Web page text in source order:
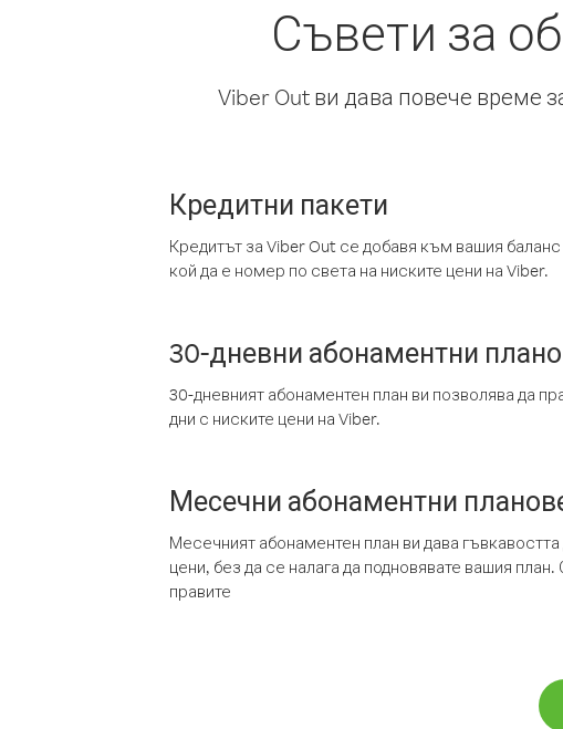
Съвети за
Viber Out ви дава повече време
Кредитни пакети
Кредитът за Viber Out се добавя към вашия
кой да е номер по света на ниските цени на Viber.
30-дневни абонаментни
30-дневният абонаментен план ви позволява да
дни с ниските цени на Viber.
Месечни абонаментни
Месечният абонаментен план ви дава
цени, без да се налага да подновявате вашия
правите